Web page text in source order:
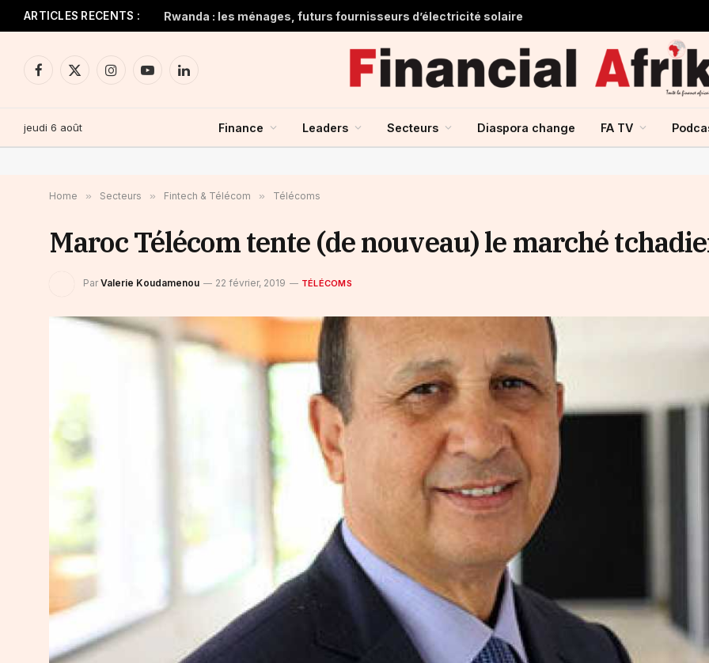
ARTICLES RECENTS : Rwanda : les ménages, futurs fournisseurs d’électricité solaire
Facebook
X
InstagramYouTubeLinkedIn
jeudi 6 août Finance Leaders Secteurs Diaspora change FA TV
Home » Secteurs » Fintech & Télécom » Télécoms
Maroc Télécom tente (de nouveau) le marché
Par Valerie Koudamenou 22 février, 2019 TÉLÉCOMS